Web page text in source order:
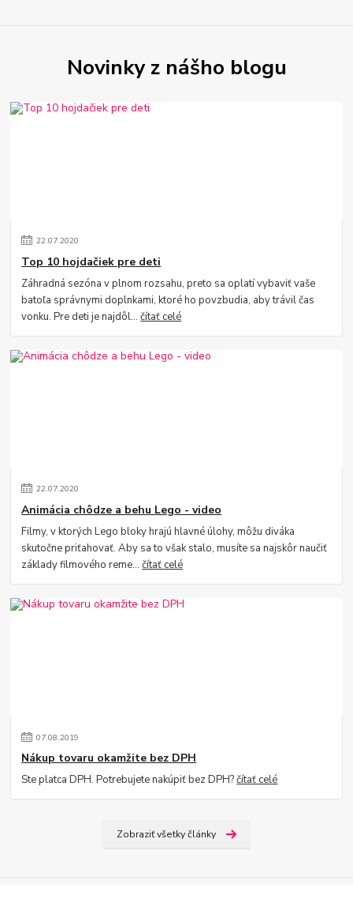
Novinky z nášho blogu
22.07.2020
Top 10 hojdačiek pre deti
Záhradná sezóna v plnom rozsahu, preto sa oplatí vybaviť vaše
batoľa správnymi doplnkami, ktoré ho povzbudia, aby trávil čas
vonku. Pre deti je najdôl...čítať celé
22.07.2020
Animácia chôdze a behu Lego - video
Filmy, v ktorých Lego bloky hrajú hlavné úlohy, môžu diváka
skutočne priťahovať. Aby sa to však stalo, musíte sa najskôr naučiť
základy filmového reme...čítať celé
07.08.2019
Nákup tovaru okamžite bez DPH
Ste platca DPH. Potrebujete nakúpiť bez DPH?čítať celé
Zobraziť všetky články